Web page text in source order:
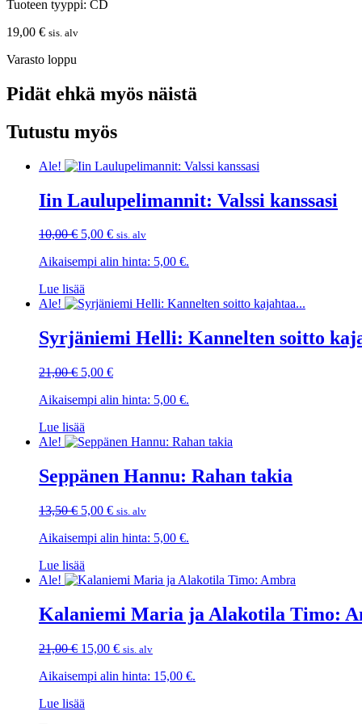
Tuoteen tyyppi: CD
19,00 € sis. alv
Varasto loppu
Pidät ehkä myös näistä
Tutustu myös
Ale!
Iin Laulupelimannit: Valssi kanssasi
10,00€ Alkuperäinen
oli:
5,00 €Nykyinen
on:
sis. alv
Aikaisempi alin hinta: 5,00 €.
Lue lisää
Ale!
Syrjäniemi Helli: Kannelten soitto
21,00€ Alkuperäinen
oli:
5,00 €Nykyinen
on:
Aikaisempi alin hinta: 5,00 €.
Lue lisää
Ale!
Seppänen Hannu: Rahan takia
13,50€ Alkuperäinen
oli:
5,00 €Nykyinen
on:
sis. alv
Aikaisempi alin hinta: 5,00 €.
Lue lisää
Ale!
Kalaniemi Maria ja Alakotila Timo:
21,00€ Alkuperäinen
oli:
15,00 €Nykyinen
on:
sis. alv
Aikaisempi alin hinta: 15,00 €.
Lue lisää